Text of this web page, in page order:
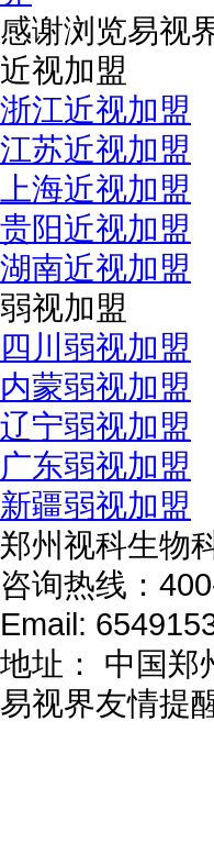
感谢浏览易视
近视加盟
浙江近视加盟
江苏近视加盟
上海近视加盟
贵阳近视加盟
湖南近视加盟
弱视加盟
四川弱视加盟
内蒙弱视加盟
辽宁弱视加盟
广东弱视加盟
新疆弱视加盟
郑州视科生
咨询热线：
Email:
地址：
中国郑
易视界友情提